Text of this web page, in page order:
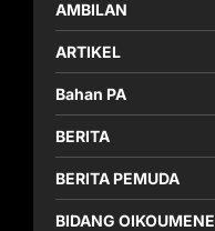
AMBILAN
ARTIKEL
Bahan PA
BERITA
BERITA PEMUDA
BIDANG OIKOUMENE